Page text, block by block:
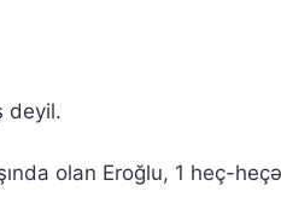
deyil.
olan Eroğlu, 1 heç-